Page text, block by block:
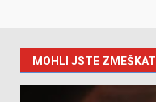
MOHLI JSTE ZMEŠKAT